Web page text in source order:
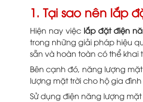
1. Tại sao nên lắp
Hiện nay việc lắp đặt điện
trong những giải pháp hiệu
sẵn và hoàn toàn có thể
Bên cạnh đó, năng lượng
lượng mặt trời cho hộ gia
Sử dụng điện năng lượng